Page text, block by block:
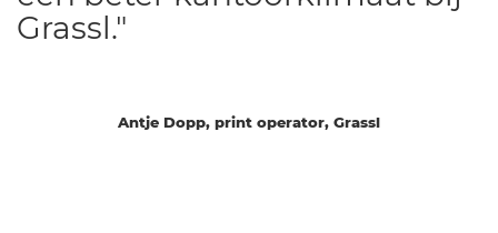
Antje Dopp, print operator, Grassl
Grassl."